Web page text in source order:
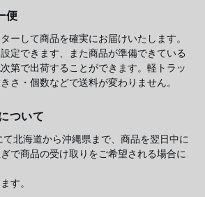
便
ーして商品を確実にお届けいたします。
定できます、また商品が準備できている
第で出荷することができます。軽トラッ
さ・個数などで送料が変わりません。
ついて
北海道から沖縄県まで、商品を翌日中に
で商品の受け取りをご希望される場合に
す。